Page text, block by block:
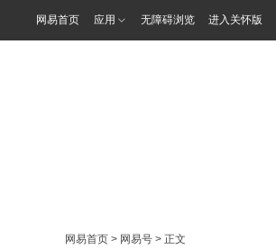
网易首页 应用 无障碍浏览 进入关怀版
网易首页 > 网易号 > 正文